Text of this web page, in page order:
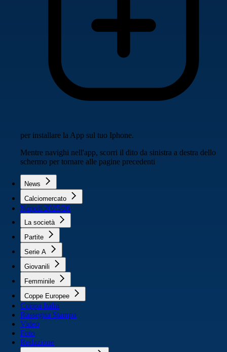
per installare la App sul tuo Iphone.
Mentre navighi nell'app, scorri il dito da sinistra a destra dello
schermo per tornare alle pagine precedenti
News
Calciomercato
Napoli 2025/26
La società
Partite
Serie A
Giovanili
Femminile
Coppe Europee
Coppa Italia
Rassegna Stampa
Video
Foto
Redazione